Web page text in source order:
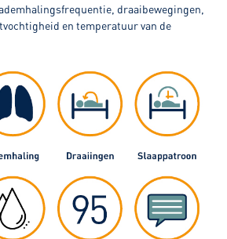
draaibewegingen,
en temperatuur van de